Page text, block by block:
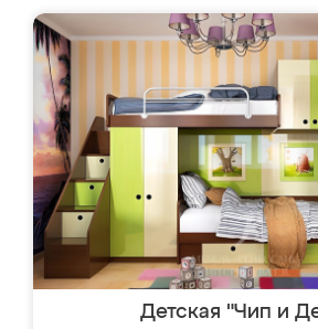
Детская "Чип и